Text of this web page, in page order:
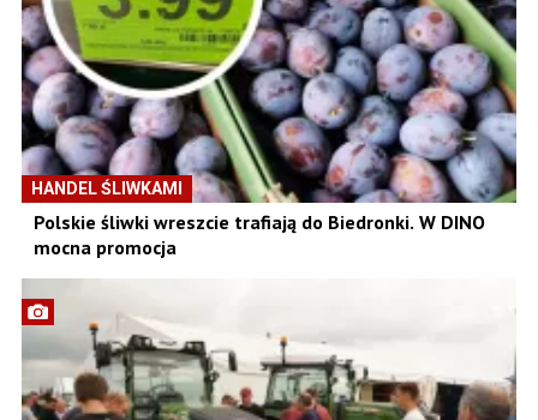
HANDEL ŚLIWKAMI
Polskie śliwki wreszcie trafiają do Biedronki. W DINO
mocna promocja